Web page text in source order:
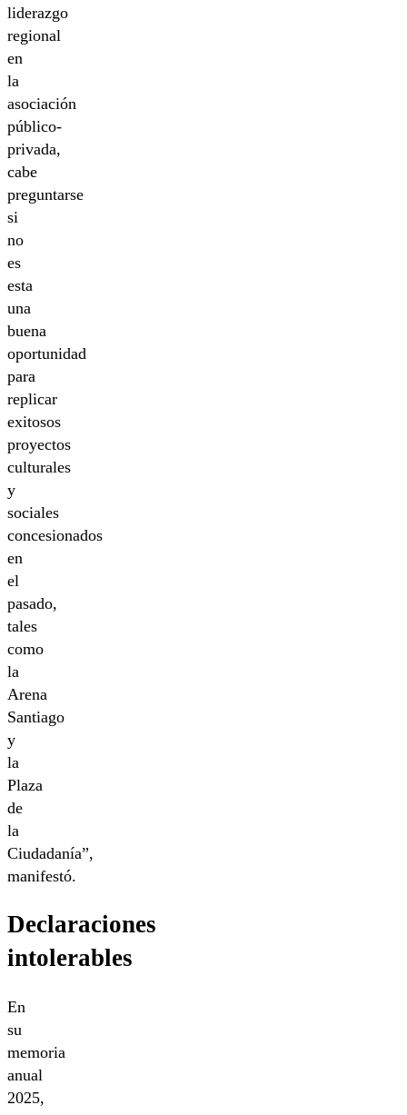
liderazgo
regional
en
la
asociación
público-
privada,
cabe
preguntarse
si
no
es
esta
una
buena
oportunidad
para
replicar
exitosos
proyectos
culturales
y
sociales
concesionados
en
el
pasado,
tales
como
la
Arena
Santiago
y
la
Plaza
de
la
Ciudadanía”,
manifestó.
Declaraciones
intolerables
En
su
memoria
anual
2025,